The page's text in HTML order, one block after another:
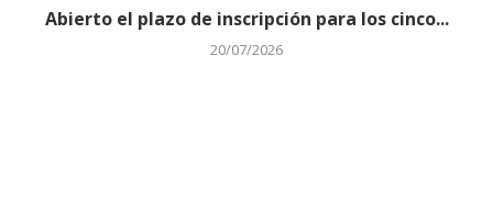
Abierto el plazo de inscripción para los cinco...
20/07/2026